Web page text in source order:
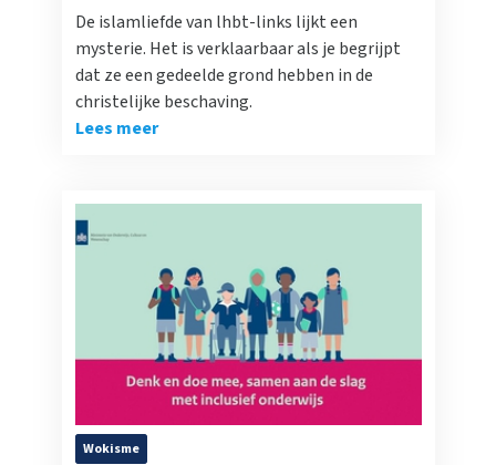
De islamliefde van lhbt-links lijkt een
mysterie. Het is verklaarbaar als je begrijpt
dat ze een gedeelde grond hebben in de
christelijke beschaving.
Lees meer
Wokisme